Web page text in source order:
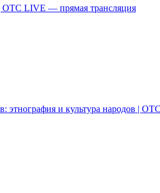
ОТС LIVE — прямая трансляция
этнография и культура народов |